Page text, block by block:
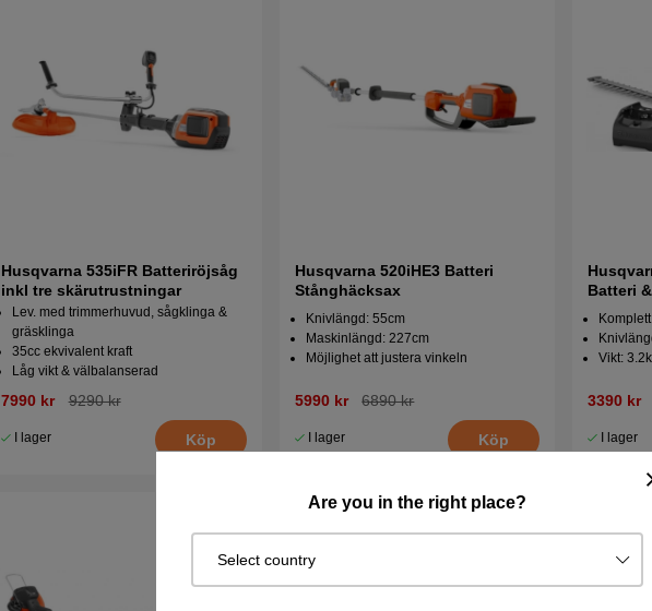
Are you in the right place?
Select country
Husqvarna 535iFR Batteriröjsåg
inkl tre skärutrustningar
Lev. med trimmerhuvud, sågklinga &
gräsklinga
35cc ekvivalent kraft
Låg vikt & välbalanserad
7990 kr 9290 kr
I lager Köp
Husqvarna 520iHE3 Batteri
Stånghäcksax
Knivlängd: 55cm
Maskinlängd: 227cm
Möjlighet att justera vinkeln
5990 kr 6890 kr
I lager Köp
Batteri
Häcksax
Vikt:
3390 kr
I lager